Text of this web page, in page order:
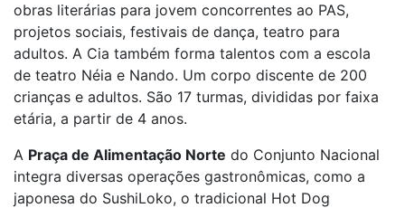
obras literárias para jovem concorrentes ao PAS,
projetos sociais, festivais de dança, teatro para
adultos. A Cia também forma talentos com a escola
de teatro Néia e Nando. Um corpo discente de 200
crianças e adultos. São 17 turmas, divididas por faixa
etária, a partir de 4 anos.
A Praça de Alimentação Norte do Conjunto Nacional
integra diversas operações gastronômicas, como a
japonesa do SushiLoko, o tradicional Hot Dog